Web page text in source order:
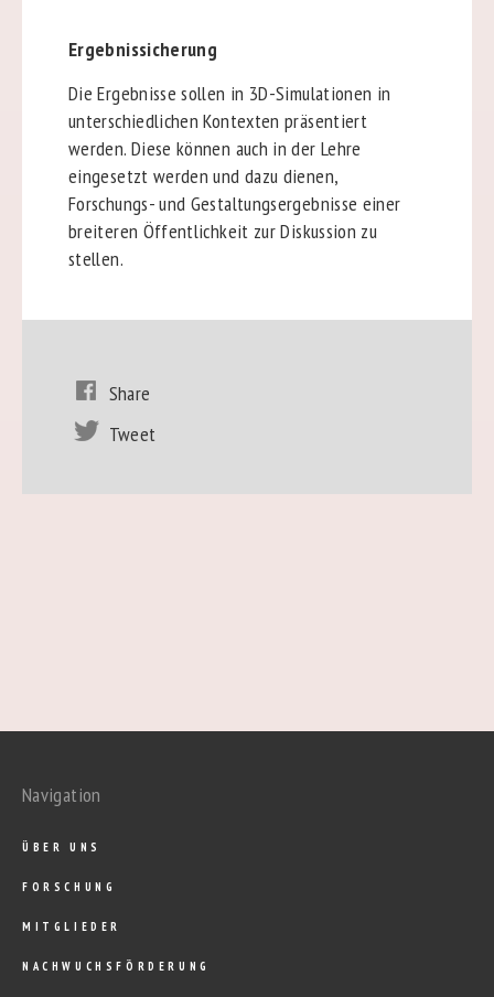
Ergebnissicherung
Die Ergebnisse sollen in 3D-Simulationen in
unterschiedlichen Kontexten präsentiert
werden. Diese können auch in der Lehre
eingesetzt werden und dazu dienen,
Forschungs- und Gestaltungsergebnisse einer
breiteren Öffentlichkeit zur Diskussion zu
stellen.
Share
Tweet
Navigation
ÜBER UNS
FORSCHUNG
MITGLIEDER
NACHWUCHSFÖRDERUNG